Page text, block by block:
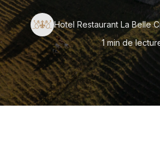
SEMINARE
ROMONT
ÜBER UNS
Hotel Restaurant La Belle
1 min de